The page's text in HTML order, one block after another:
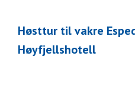
Høsttur til vakre
Høyfjellshotell